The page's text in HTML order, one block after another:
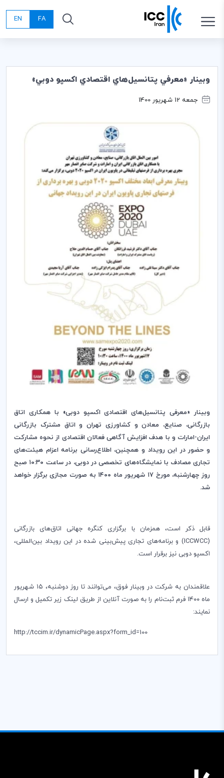
FA
EN
وبينار «معرفي پتانسيل‌هاي اقتصادي اكسپو دوبي»
جمعه 12 شهریور 1400
وبینار «معرفی پتانسیل‌های اقتصادی اکسپو دوبی» با همکاری اتاق
بازرگانی، صنایع، معادن و کشاورزی تهران و اتاق‌ مشترک بازرگانی
ایران-امارات و با هدف افزایش آگاهی فعالان اقتصادی از نحوه مشارکت
و حضور در این رویداد و همچنین، اطلاع‌رسانی برنامه اعزام هیئت‌های
تجاری مصادف با نمایشگاه‌های تخصصی در دوبی، در ساعت ۱۰:۳۰ صبح
روز چهارشنبه، مورخ ۱۷ شهریور ماه ۱۴۰۰ به صورت مجازی برگزار خواهد
شد.
قابل ذکر است، همزمان با برگزاری کنگره جهانی اتاق‌های بازرگانی
(ICCWCC) و برنامه‌های تجاری پیش‌بینی شده در این رویداد بین‌المللی،
اکسپو دوبی نیز برقرار است.
علاقمندان به شرکت در وبینار فوق، می‌توانند تا روز دوشنبه، ۱۵ شهریور
ماه ۱۴۰۰ فرم ثبت‌نام را به صورت آنلاین از طریق لینک زیر تکمیل و ارسال
نمایند:
http://tccim.ir/dynamicPage.aspx?form_id=100